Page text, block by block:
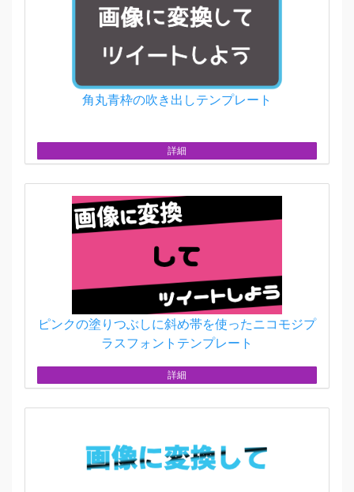
角丸青枠の吹き出しテンプレート
詳細
ピンクの塗りつぶしに斜め帯を使ったニコモジプ
ラスフォントテンプレート
詳細